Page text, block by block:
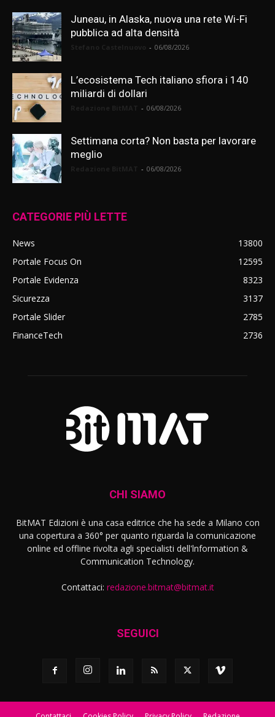
Juneau, in Alaska, nuova una rete Wi-Fi
pubblica ad alta densità
- 06/08/2026
L’ecosistema Tech italiano sfiora i 140
miliardi di dollari
- 06/08/2026
Settimana corta? Non basta per lavorare
meglio
- 06/08/2026
CATEGORIE PIÙ LETTE
News
13800
Portale Focus On
12595
Portale Evidenza
8323
Sicurezza
3137
Portale Slider
2785
FinanceTech
2736
CHI SIAMO
BitMAT Edizioni è una casa editrice che ha sede a Milano con
una copertura a 360° per quanto riguarda la comunicazione
online ed offline rivolta agli specialisti dell'lnformation &
Communication Technology.
Contattaci: redazione.bitmat@bitmat.it
SEGUICI